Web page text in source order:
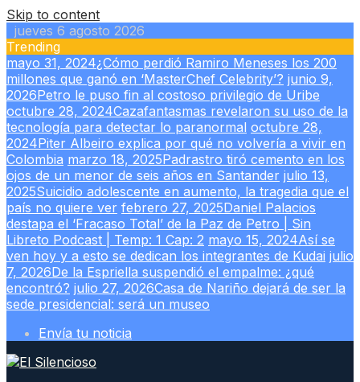
Skip to content
jueves 6 agosto 2026
Trending
mayo 31, 2024¿Cómo perdió Ramiro Meneses los 200
millones que ganó en ‘MasterChef Celebrity’? junio 9,
2026Petro le puso fin al costoso privilegio de Uribe
octubre 28, 2024Cazafantasmas revelaron su uso de la
tecnología para detectar lo paranormal octubre 28,
2024Piter Albeiro explica por qué no volvería a vivir en
Colombia marzo 18, 2025Padrastro tiró cemento en los
ojos de un menor de seis años en Santander julio 13,
2025Suicidio adolescente en aumento, la tragedia que el
país no quiere ver febrero 27, 2025Daniel Palacios
destapa el ‘Fracaso Total’ de la Paz de Petro | Sin
Libreto Podcast | Temp: 1 Cap: 2 mayo 15, 2024Así se
ven hoy y a esto se dedican los integrantes de Kudai julio
7, 2026De la Espriella suspendió el empalme: ¿qué
encontró? julio 27, 2026Casa de Nariño dejará de ser la
sede presidencial: será un museo
Envía tu noticia